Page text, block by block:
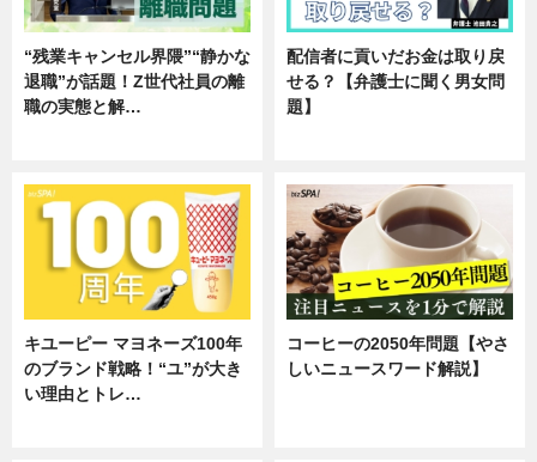
“残業キャンセル界隈”“静かな
退職”が話題！Z世代社員の離
職の実態と解…
配信者に貢いだお金は取り戻
せる？【弁護士に聞く男女問
題】
キユーピー マヨネーズ100年
のブランド戦略！“ユ”が大き
い理由とトレ…
コーヒーの2050年問題【やさ
しいニュースワード解説】